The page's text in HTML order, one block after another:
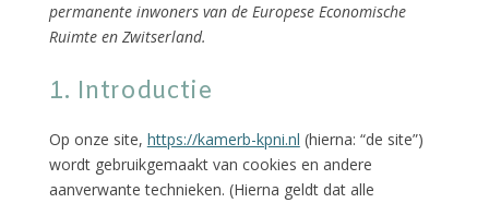
permanente inwoners van de Europese Economische
Ruimte en Zwitserland.
1. Introductie
Op onze site, https://kamerb-kpni.nl (hierna: “de site”)
wordt gebruikgemaakt van cookies en andere
aanverwante technieken. (Hierna geldt dat alle